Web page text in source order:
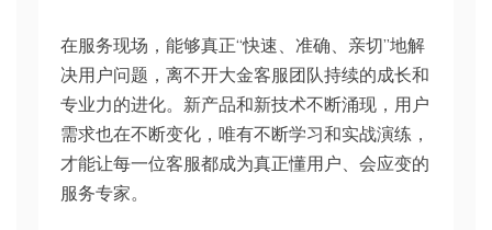
在服务现场，能够真正“快速、准确、亲切”地解
决用户问题，离不开大金客服团队持续的成长和
专业力的进化。新产品和新技术不断涌现，用户
需求也在不断变化，唯有不断学习和实战演练，
才能让每一位客服都成为真正懂用户、会应变的
服务专家。